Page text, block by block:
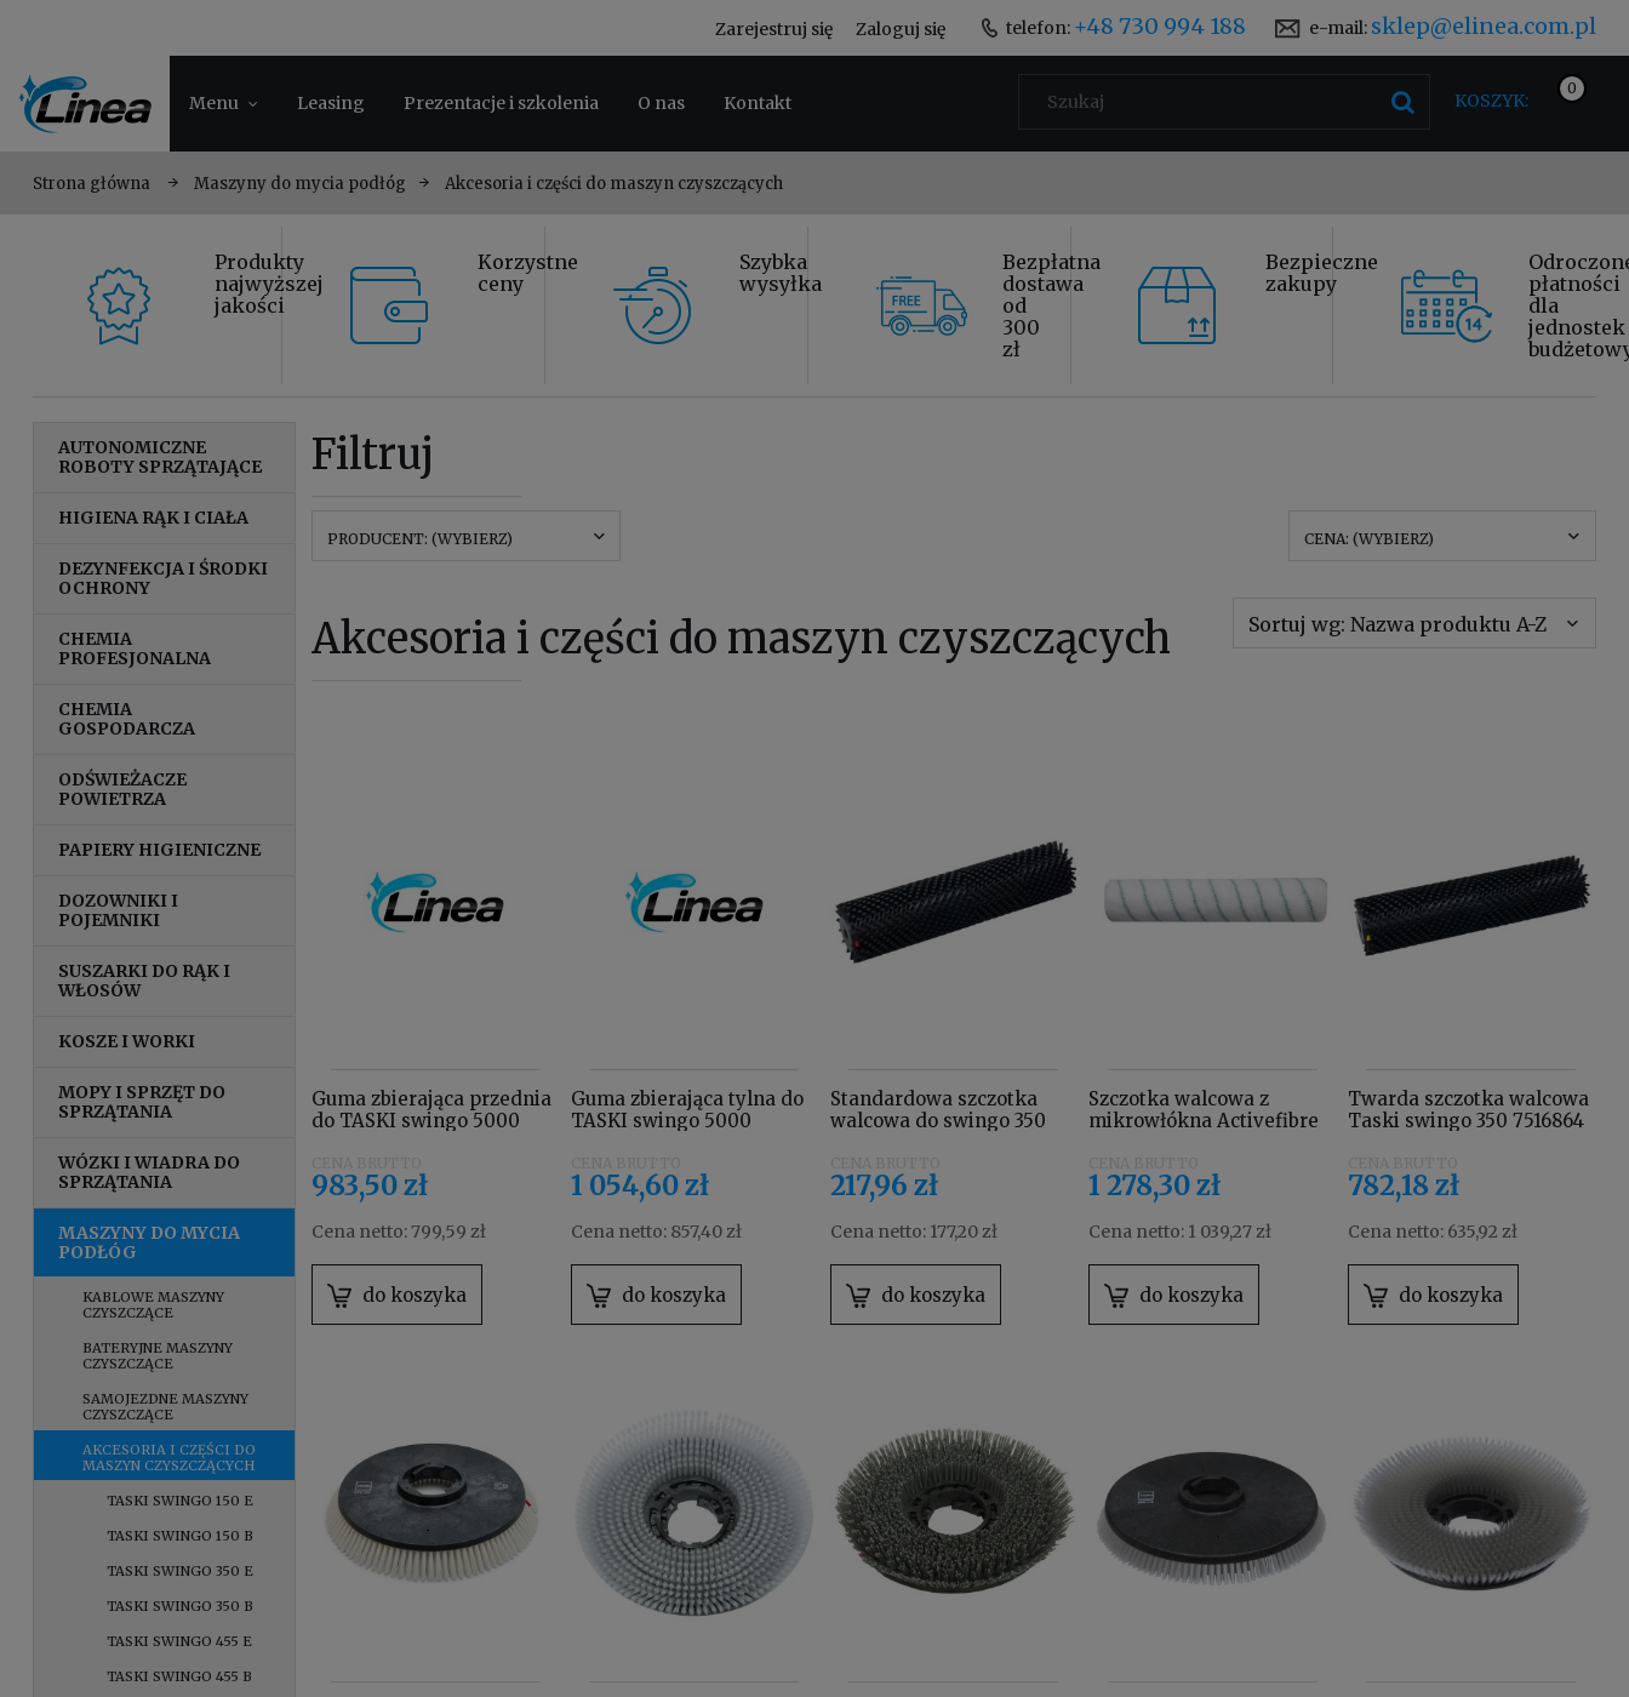
telefon: +48 730 994 188 e-mail: sklep@elinea.com.pl
Zarejestruj się Zaloguj się
Menu Leasing Prezentacje i szkolenia O nas Kontakt KOSZYK:
Strona główna Maszyny do mycia podłóg Akcesoria i części do maszyn czyszczących
Produkty
najwyższej
jakości
Korzystne
ceny
Szybka
wysyłka
Bezpłatna
dostawa
od
300
zł
Bezpieczne
zakupy
płatności
dla
jednostek
AUTONOMICZNE
ROBOTY SPRZĄTAJĄCE
HIGIENA RĄK I CIAŁA
DEZYNFEKCJA I ŚRODKI
OCHRONY
CHEMIA
PROFESJONALNA
CHEMIA
GOSPODARCZA
ODŚWIEŻACZE
POWIETRZA
PAPIERY HIGIENICZNE
DOZOWNIKI I
POJEMNIKI
SUSZARKI DO RĄK I
WŁOSÓW
KOSZE I WORKI
MOPY I SPRZĘT DO
SPRZĄTANIA
WÓZKI I WIADRA DO
SPRZĄTANIA
MASZYNY DO MYCIA
PODŁÓG
KABLOWE MASZYNY
CZYSZCZĄCE
BATERYJNE MASZYNY
CZYSZCZĄCE
SAMOJEZDNE MASZYNY
CZYSZCZĄCE
AKCESORIA I CZĘŚCI DO
MASZYN CZYSZCZĄCYCH
TASKI SWINGO 150 E
TASKI SWINGO 150 B
TASKI SWINGO 350 E
TASKI SWINGO 350 B
TASKI SWINGO 455 E
TASKI SWINGO 455 B
Filtruj
PRODUCENT: (WYBIERZ) CENA: (WYBIERZ)
Akcesoria i części do maszyn czyszczących Sortuj wg:Nazwa produktu A-Z
Guma zbierająca przednia
do TASKI swingo 5000
983,50 zł
Cena netto:799,59 zł
do koszyka
Guma zbierająca tylna do
TASKI swingo 5000
1 054,60 zł
Cena netto: 857,40 zł
do koszyka
Standardowa szczotka
walcowa do swingo 350
217,96 zł
Cena netto: 177,20 zł
do koszyka
Szczotka walcowa z
mikrowłókna Activefibre
1 278,30 zł
Cena netto: 1 039,27 zł
do koszyka
Twarda szczotka walcowa
Taski swingo 350 7516864
782,18 zł
Cena netto: 635,92 zł
do koszyka